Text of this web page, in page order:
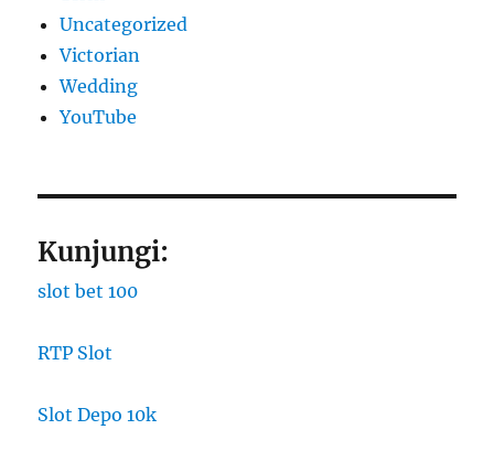
Uncategorized
Victorian
Wedding
YouTube
Kunjungi:
slot bet 100
RTP Slot
Slot Depo 10k